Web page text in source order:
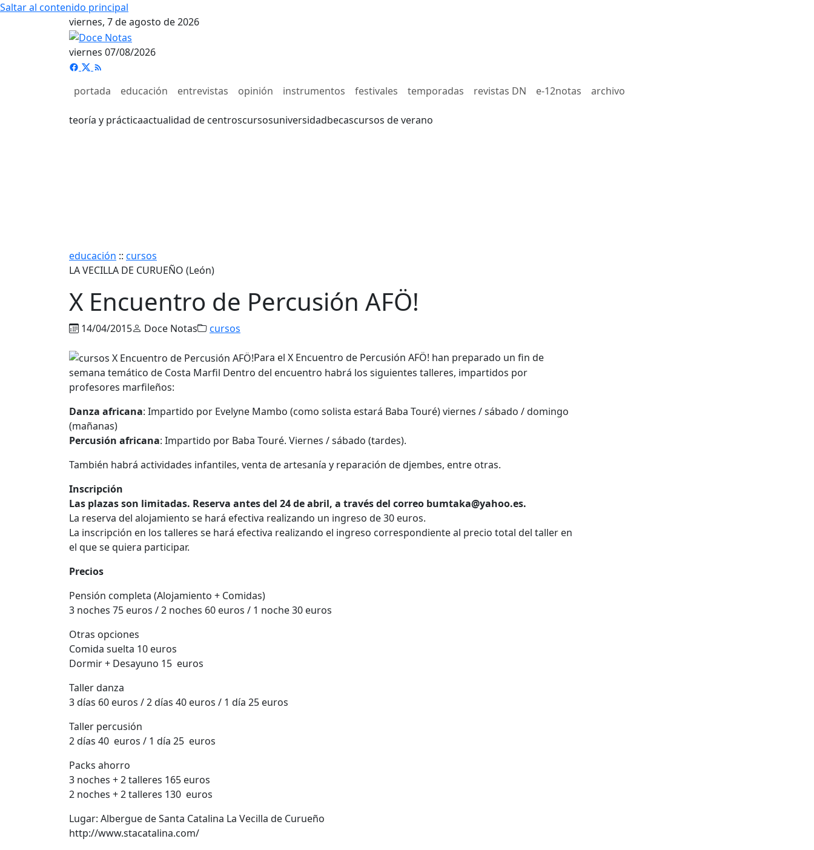
Saltar al contenido principal
viernes, 7 de agosto de 2026
viernes 07/08/2026
portada educación entrevistas opinión instrumentos festivales temporadas revistas DN e-12notas archivo
teoría y prácticaactualidad de centroscursosuniversidadbecascursos de verano
educación :: cursos
LA VECILLA DE CURUEÑO (León)
X Encuentro de Percusión AFÖ!
14/04/2015 Doce Notas cursos
Para el X Encuentro de Percusión AFÖ! han preparado un fin de
semana temático de Costa Marfil Dentro del encuentro habrá los siguientes talleres, impartidos por
profesores marfileños:
Danza africana: Impartido por Evelyne Mambo (como solista estará Baba Touré) viernes / sábado / domingo
(mañanas)
Percusión africana: Impartido por Baba Touré. Viernes / sábado (tardes).
También habrá actividades infantiles, venta de artesanía y reparación de djembes, entre otras.
Inscripción
Las plazas son limitadas. Reserva antes del 24 de abril, a través del correo bumtaka@yahoo.es.
La reserva del alojamiento se hará efectiva realizando un ingreso de 30 euros.
La inscripción en los talleres se hará efectiva realizando el ingreso correspondiente al precio total del taller en
el que se quiera participar.
Precios
Pensión completa (Alojamiento + Comidas)
3 noches 75 euros / 2 noches 60 euros / 1 noche 30 euros
Otras opciones
Comida suelta 10 euros
Dormir + Desayuno 15 euros
Taller danza
3 días 60 euros / 2 días 40 euros / 1 día 25 euros
Taller percusión
2 días 40 euros / 1 día 25 euros
Packs ahorro
3 noches + 2 talleres 165 euros
2 noches + 2 talleres 130 euros
Lugar: Albergue de Santa Catalina La Vecilla de Curueño
http://www.stacatalina.com/